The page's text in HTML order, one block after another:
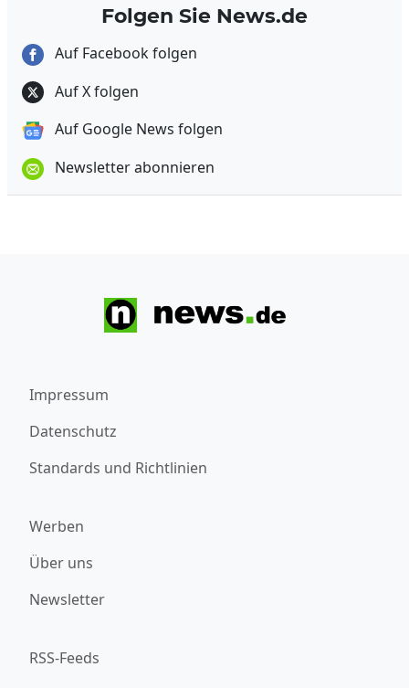
Folgen Sie News.de
Auf Facebook folgen
Auf X folgen
Auf Google News folgen
Newsletter abonnieren
Impressum
Datenschutz
Standards und Richtlinien
Werben
Über uns
Newsletter
RSS-Feeds